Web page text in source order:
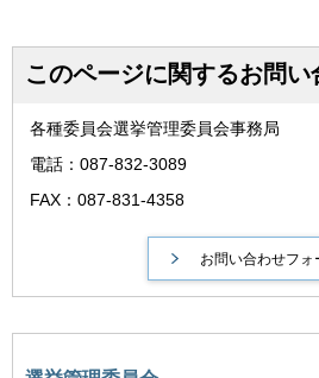
このページに関するお問い
各種委員会選挙管理委員会事務局
電話：087-832-3089
FAX：087-831-4358